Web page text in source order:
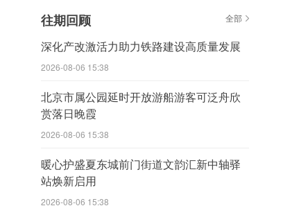
往期回顾 全部
深化产改激活力助力铁路建设高质量发展
2026-08-06 15:38
北京市属公园延时开放游船游客可泛舟欣
赏落日晚霞
2026-08-06 15:38
暖心护盛夏东城前门街道文韵汇新中轴驿
站焕新启用
2026-08-06 15:38